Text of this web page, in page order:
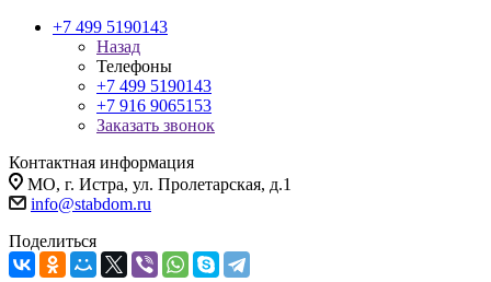
+7 499 5190143
Назад
Телефоны
+7 499 5190143
+7 916 9065153
Заказать звонок
Контактная информация
МО, г. Истра, ул. Пролетарская, д.1
info@stabdom.ru
Поделиться